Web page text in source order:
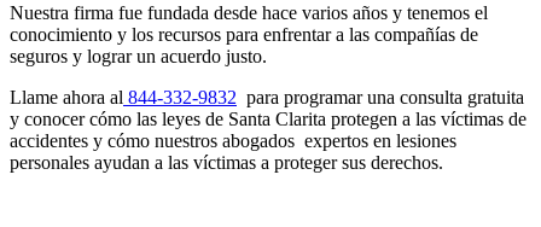
Nuestra firma fue fundada desde hace varios años y tenemos el
conocimiento y los recursos para enfrentar a las compañías de
seguros y lograr un acuerdo justo.
Llame ahora al 844-332-9832 para programar una consulta gratuita
y conocer cómo las leyes de Santa Clarita protegen a las víctimas de
accidentes y cómo nuestros abogados expertos en lesiones
personales ayudan a las víctimas a proteger sus derechos.